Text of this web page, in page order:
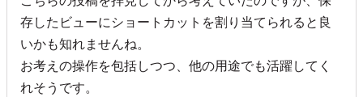
存したビューにショートカットを割り当てられると良
いかも知れませんね。
お考えの操作を包括しつつ、他の用途でも活躍してく
れそうです。